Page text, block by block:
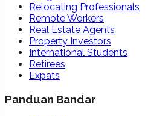
Relocating Professionals
Remote Workers
Real Estate Agents
Property Investors
International Students
Retirees
Expats
Panduan Bandar